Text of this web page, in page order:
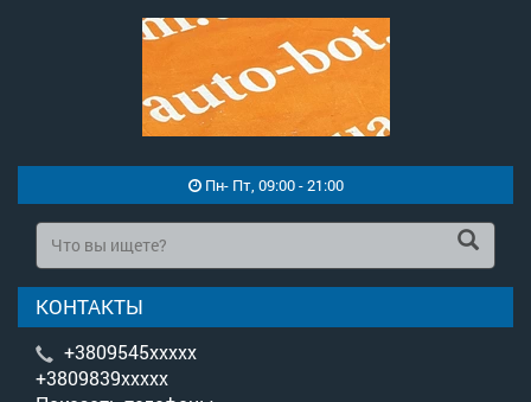
Пн- Пт, 09:00 - 21:00
КОНТАКТЫ
+3809545xxxxx
+3809839xxxxx